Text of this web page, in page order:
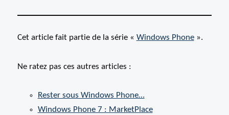
Cet article fait partie de la série « Windows Phone».
Ne ratez pas ces autres articles :
Rester sous Windows Phone…
Windows Phone 7 : MarketPlace